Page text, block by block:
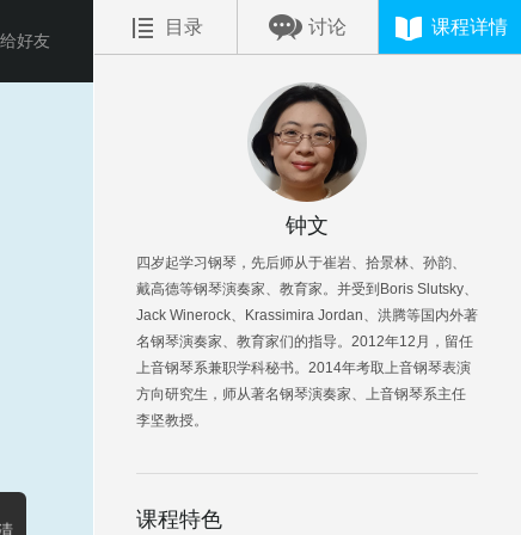
好友
目录 讨论 课程详情
钟文
四岁起学习钢琴，先后师从于崔岩、拾景林、孙韵、
戴高德等钢琴演奏家、教育家。并受到Boris Slutsky、
Jack Winerock、Krassimira Jordan、洪腾等国内外著
名钢琴演奏家、教育家们的指导。2012年12月，留任
上音钢琴系兼职学科秘书。2014年考取上音钢琴表演
方向研究生，师从著名钢琴演奏家、上音钢琴系主任
李坚教授。
课程特色